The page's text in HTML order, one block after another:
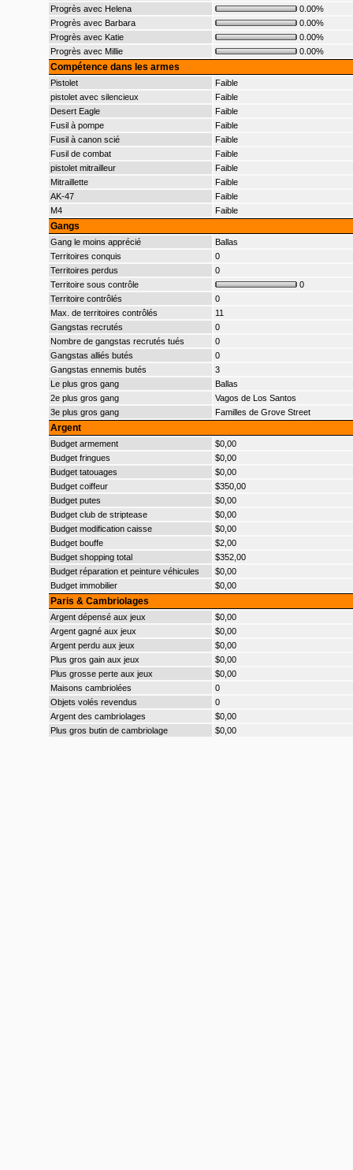
Progrès avec Helena
0.00%
Progrès avec Barbara
0.00%
Progrès avec Katie
0.00%
Progrès avec Millie
0.00%
Compétence dans les armes
Pistolet
Faible
pistolet avec silencieux
Faible
Desert Eagle
Faible
Fusil à pompe
Faible
Fusil à canon scié
Faible
Fusil de combat
Faible
pistolet mitrailleur
Faible
Mitraillette
Faible
AK-47
Faible
M4
Faible
Gangs
Gang le moins apprécié
Ballas
Territoires conquis
0
Territoires perdus
0
Territoire sous contrôle
0
Territoire contrôlés
0
Max. de territoires contrôlés
11
Gangstas recrutés
0
Nombre de gangstas recrutés tués
0
Gangstas alliés butés
0
Gangstas ennemis butés
3
Le plus gros gang
Ballas
2e plus gros gang
Vagos de Los Santos
3e plus gros gang
Familles de Grove Street
Argent
Budget armement
$0,00
Budget fringues
$0,00
Budget tatouages
$0,00
Budget coiffeur
$350,00
Budget putes
$0,00
Budget club de striptease
$0,00
Budget modification caisse
$0,00
Budget bouffe
$2,00
Budget shopping total
$352,00
Budget réparation et peinture véhicules
$0,00
Budget immobilier
$0,00
Paris & Cambriolages
Argent dépensé aux jeux
$0,00
Argent gagné aux jeux
$0,00
Argent perdu aux jeux
$0,00
Plus gros gain aux jeux
$0,00
Plus grosse perte aux jeux
$0,00
Maisons cambriolées
0
Objets volés revendus
0
Argent des cambriolages
$0,00
Plus gros butin de cambriolage
$0,00